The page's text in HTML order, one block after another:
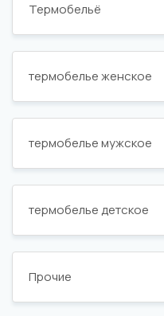
Термобельё
термобелье женское
термобелье мужское
термобелье детское
Прочие